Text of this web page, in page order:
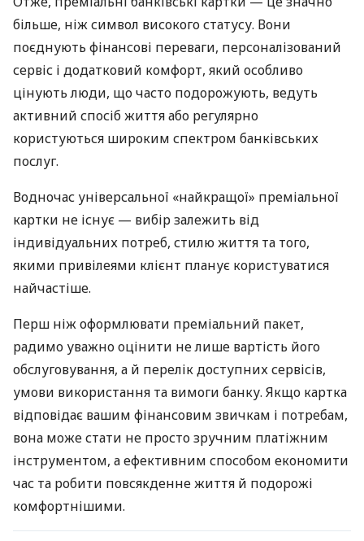
більше, ніж символ високого статусу. Вони
поєднують фінансові переваги, персоналізований
сервіс і додатковий комфорт, який особливо
цінують люди, що часто подорожують, ведуть
активний спосіб життя або регулярно
користуються широким спектром банківських
послуг.
Водночас універсальної «найкращої» преміальної
картки не існує — вибір залежить від
індивідуальних потреб, стилю життя та того,
якими привілеями клієнт планує користуватися
найчастіше.
Перш ніж оформлювати преміальний пакет,
радимо уважно оцінити не лише вартість його
обслуговування, а й перелік доступних сервісів,
умови використання та вимоги банку. Якщо картка
відповідає вашим фінансовим звичкам і потребам,
вона може стати не просто зручним платіжним
інструментом, а ефективним способом економити
час та робити повсякденне життя й подорожі
комфортнішими.